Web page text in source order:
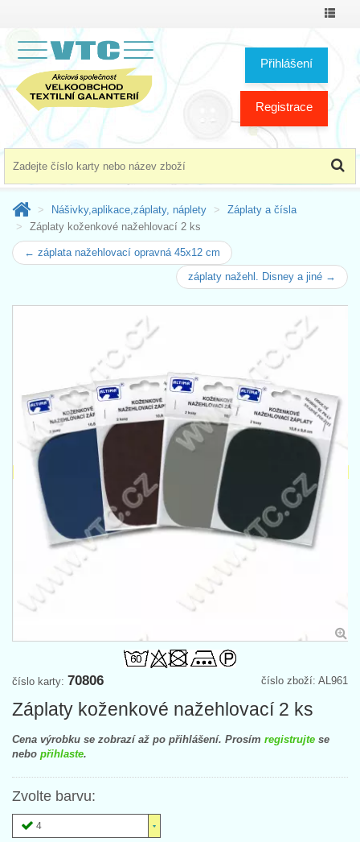
Přihlášení
Registrace
Nášivky,aplikace,záplaty, náplety
Záplaty a čísla
Záplaty koženkové nažehlovací 2 ks
← záplata nažehlovací opravná 45x12 cm
záplaty nažehl. Disney a jiné →
číslo zboží: AL961
číslo karty: 70806
Záplaty koženkové nažehlovací 2 ks
Cena výrobku se zobrazí až po přihlášení. Prosím registrujte se
nebo přihlaste.
Zvolte barvu:
4